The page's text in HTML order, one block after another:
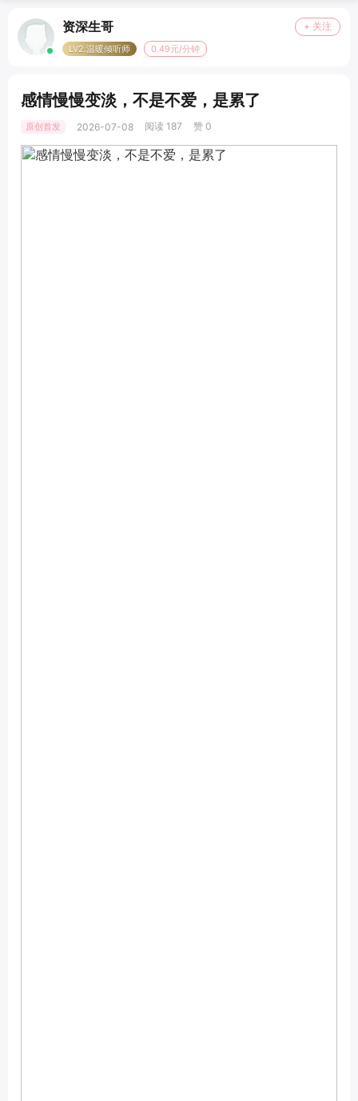
资深生哥 + 关注
LV2.温暖倾听师 0.49元/分钟
感情慢慢变淡，不是不爱，是累了
原创首发 2026-07-08 阅读 187 赞 0